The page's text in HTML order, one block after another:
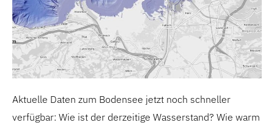
Aktuelle Daten zum Bodensee jetzt noch schneller
verfügbar: Wie ist der derzeitige Wasserstand? Wie warm